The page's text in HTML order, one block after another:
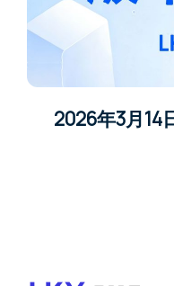
2026年3月14